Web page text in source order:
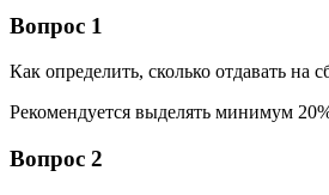
Вопрос 1
Как определить, сколько отдавать на
Рекомендуется выделять минимум
Вопрос 2